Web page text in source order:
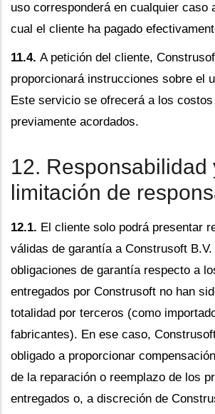
uso corresponderá en cualquier caso
cual el cliente ha pagado
11.4. A petición del cliente,
proporcionará instrucciones sobre el
Este servicio se ofrecerá a los
previamente acordados.
12. Responsabilidad
limitación de
12.1. El cliente solo podrá presentar
válidas de garantía a Construsoft
obligaciones de garantía respecto a
entregados por Construsoft no han
totalidad por terceros (como
fabricantes). En ese caso,
obligado a proporcionar
de la reparación o reemplazo de los
entregados o, a discreción de